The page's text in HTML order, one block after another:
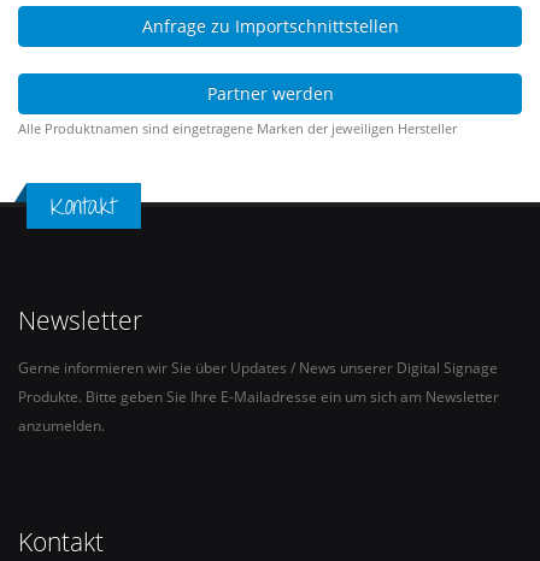
Anfrage zu Importschnittstellen
Partner werden
Alle Produktnamen sind eingetragene Marken der jeweiligen Hersteller
Kontakt
Newsletter
Gerne informieren wir Sie über Updates / News unserer Digital Signage
Produkte. Bitte geben Sie Ihre E-Mailadresse ein um sich am Newsletter
anzumelden.
Kontakt